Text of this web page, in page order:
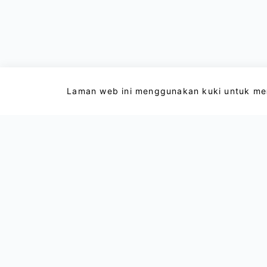
Laman web ini menggunakan kuki untuk